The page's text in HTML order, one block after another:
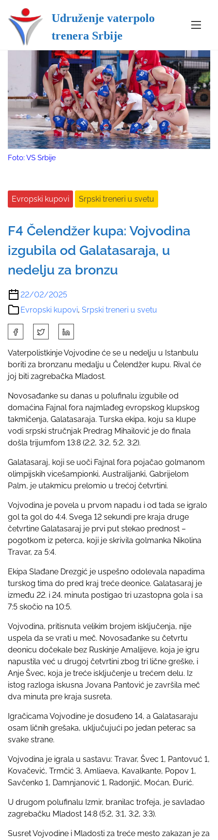
Udruženje vaterpolo
trenera Srbije
Foto: VS Srbije
Evropski kupovi Srpski treneri u svetu
F4 Čelendžer kupa: Vojvodina
izgubila od Galatasaraja, u
nedelju za bronzu
22/02/2025
Evropski kupovi, Srpski treneri u svetu
h
a
r
e
h
i
s
p
o
s
o
:
Vaterpolistkinje Vojvodine će se u nedelju u Istanbulu
boriti za bronzanu medalju u Čelendžer kupu. Rival će
joj biti zagrebačka Mladost.
Novosađanke su danas u polufinalu izgubile od
domaćina Fajnal fora najmlađeg evropskog klupskog
takmičenja, Galatasaraja. Turska ekipa, koju sa klupe
vodi srpski stručnjak Predrag Mihailović je do finala
došla trijumfom 13:8 (2:2, 3:2, 5:2, 3:2).
Galatasaraj, koji se uoči Fajnal fora pojačao golmanom
olimpijskih vicešampionki, Australijanki, Gabrijelom
Palm, je utakmicu prelomio u trećoj četvrtini.
Vojvodina je povela u prvom napadu i od tada se igralo
gol ta gol do 4:4. Svega 12 sekundi pre kraja druge
četvrtine Galatasaraj je prvi put stekao prednost –
pogotkom iz peterca, koji je skrivila golmanka Nikolina
Travar, za 5:4.
Ekipa Slađane Drezgić je uspešno odolevala napadima
turskog tima do pred kraj treće deonice. Galatasaraj je
između 22. i 24. minuta postigao tri uzastopna gola i sa
7:5 skočio na 10:5.
Vojvodina, pritisnuta velikim brojem isključenja, nije
uspela da se vrati u meč. Novosađanke su četvrtu
deonicu dočekale bez Ruskinje Amalijeve, koja je igru
napustila već u drugoj četvrtini zbog tri lične greške, i
Anje Švec, koja je treće isključenje u trećem delu. Iz
istog razloga iskusna Jovana Pantović je završila meč
dva minuta pre kraja susreta.
Igračicama Vojvodine je dosuđeno 14, a Galatasaraju
osam ličnih grešaka, uključujući po jedan peterac sa
svake strane.
Vojvodina je igrala u sastavu: Travar, Švec 1, Pantovuć 1,
Kovačević, Trmčić 3, Amliaeva, Kavalkante, Popov 1,
Savčenko 1, Damnjanović 1, Radonjić, Moćan, Đurić.
U drugom polufinalu Izmir, branilac trofeja, je savladao
zagrebačku Mladost 14:8 (5:2, 3:1, 3:2, 3:3).
Susret Vojvodine i Mladosti za treće mesto zakazan je za